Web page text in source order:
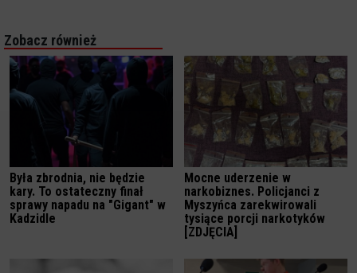
Zobacz również
Była zbrodnia, nie będzie
kary. To ostateczny finał
sprawy napadu na "Gigant" w
Kadzidle
Mocne uderzenie w
narkobiznes. Policjanci z
Myszyńca zarekwirowali
tysiące porcji narkotyków
[ZDJĘCIA]